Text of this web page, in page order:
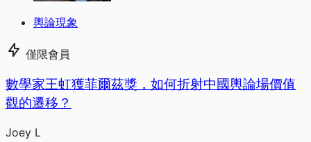
輿論現象
僅限會員
數學家王虹獲菲爾茲獎，如何折射中國輿論場價值
觀的遷移？
Joey L